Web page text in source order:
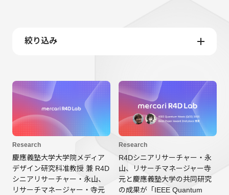
絞り込み
Research
慶應義塾大学大学院メディア
デザイン研究科准教授 兼 R4D
シニアリサーチャー・永山、
リサーチマネージャー・寺元
Research
R4Dシニアリサーチャー・永
山、リサーチマネージャー寺
元と慶應義塾大学の共同研究
の成果が「IEEE Quantum